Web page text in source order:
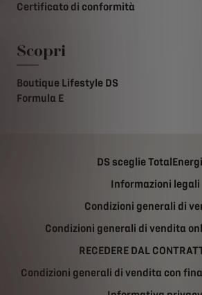
Certificato di conformità
Scopri
Boutique Lifestyle DS
Formula E
DS sceglie
Informazioni legali
Condizioni generali di
Condizioni generali di vendita
RECEDERE DAL
Condizioni generali di vendita con